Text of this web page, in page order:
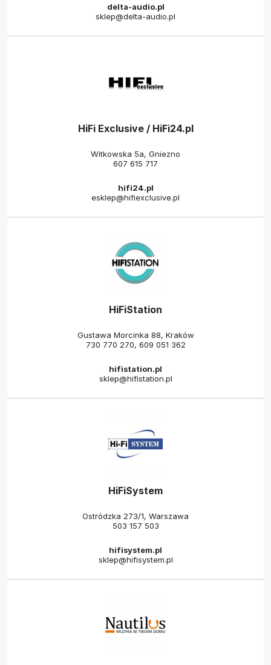
delta-audio.pl
sklep@delta-audio.pl
HiFi Exclusive / HiFi24.pl
Witkowska 5a, Gniezno
607 615 717
hifi24.pl
esklep@hifiexclusive.pl
HiFiStation
Gustawa Morcinka 88, Kraków
730 770 270, 609 051 362
hifistation.pl
sklep@hifistation.pl
HiFiSystem
Ostródzka 273/1, Warszawa
503 157 503
hifisystem.pl
sklep@hifisystem.pl